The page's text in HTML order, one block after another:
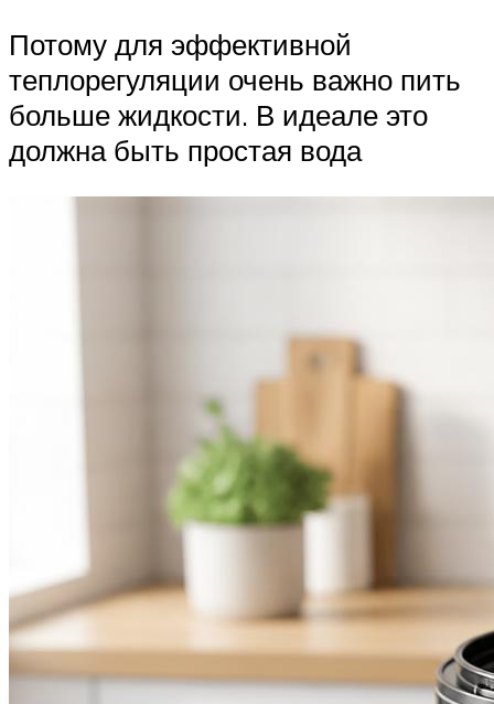
Потому для эффективной
теплорегуляции очень важно пить
больше жидкости. В идеале это
должна быть простая вода